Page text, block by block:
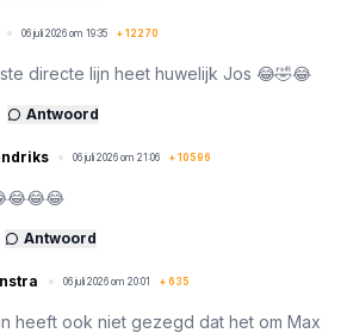
06 juli 2026 om 19:35 + 12270
directe lijn heet huwelijk Jos 😂🤣😂
Antwoord
06 juli 2026 om 21:06 + 10596
Antwoord
06 juli 2026 om 20:01 + 635
heeft ook niet gezegd dat het om Max